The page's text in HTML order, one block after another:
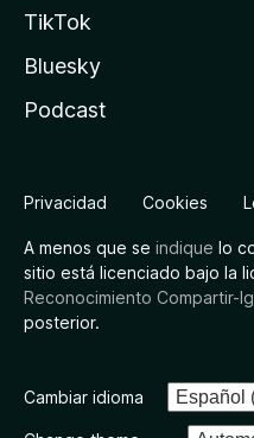
TikTok
Bluesky
Podcast
Privacidad Cookies
A menos que se indique lo
sitio está licenciado bajo la
Reconocimiento Compartir-
posterior.
Cambiar idioma